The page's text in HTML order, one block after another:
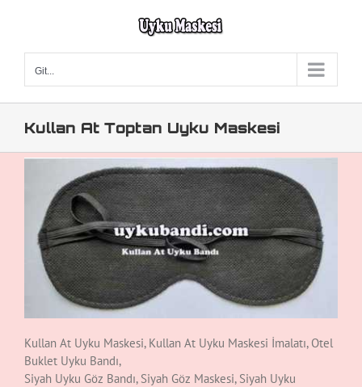
Git...
Kullan At Toptan Uyku Maskesi
Kullan At Uyku Maskesi, Kullan At Uyku Maskesi İmalatı, Otel
Buklet Uyku Bandı,
Siyah Uyku Göz Bandı, Siyah Göz Maskesi, Siyah Uyku